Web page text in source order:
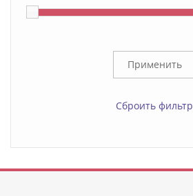
Сброить фильтр